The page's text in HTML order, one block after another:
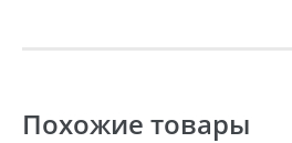
Похожие товары